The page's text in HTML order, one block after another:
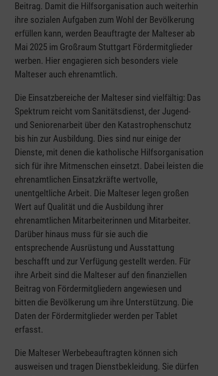
Beitrag. Damit die Hilfsorganisation auch weiterhin
ihre sozialen Aufgaben zum Wohl der Bevölkerung
erfüllen kann, werden Beauftragte der Malteser ab
Mai 2025 im Großraum Stuttgart Fördermitglieder
werben. Hier engagieren sich besonders viele
Malteser auch ehrenamtlich.
Die Einsatzbereiche der Malteser sind vielfältig: Das
Spektrum reicht vom Sanitätsdienst, der Jugend-
und Seniorenarbeit über den Katastrophenschutz
bis hin zur Ausbildung. Dies sind nur einige der
Dienste, mit denen die katholische Hilfsorganisation
sich für ihre Mitmenschen einsetzt. Dabei leisten die
ehrenamtlichen Einsatzkräfte wertvolle,
unentgeltliche Arbeit. Die Malteser legen großen
Wert auf Qualität und die Ausbildung ihrer
ehrenamtlichen Mitarbeiterinnen und Mitarbeiter.
Darüber hinaus muss für sie auch die
entsprechende Ausrüstung und Ausstattung
beschafft und zur Verfügung gestellt werden. Für
ihre Arbeit sind die Malteser auf den finanziellen
Beitrag von Fördermitgliedern angewiesen und
bitten die Bevölkerung um ihre Unterstützung. Die
Daten der Fördermitglieder werden per Tablet
erfasst.
Die Malteser Werbebeauftragten können sich
ausweisen und tragen Dienstbekleidung. Sie dürfen